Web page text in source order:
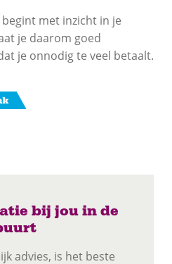
begint met inzicht in je
je daarom goed
je onnodig te veel betaalt.
bij jou in de
advies, is het beste